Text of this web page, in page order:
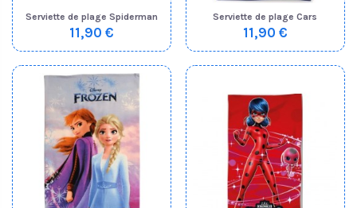
Serviette de plage Spiderman
11,90 €
Serviette de plage Cars
11,90 €